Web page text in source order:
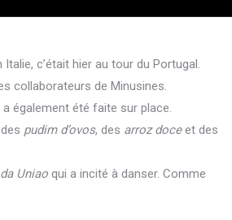
c’était hier au tour du Portugal.
collaborateurs de Minusines.
également été faite sur place.
pudim d’ovos, des arroz doceet des
Uniao qui a incité à danser. Comme